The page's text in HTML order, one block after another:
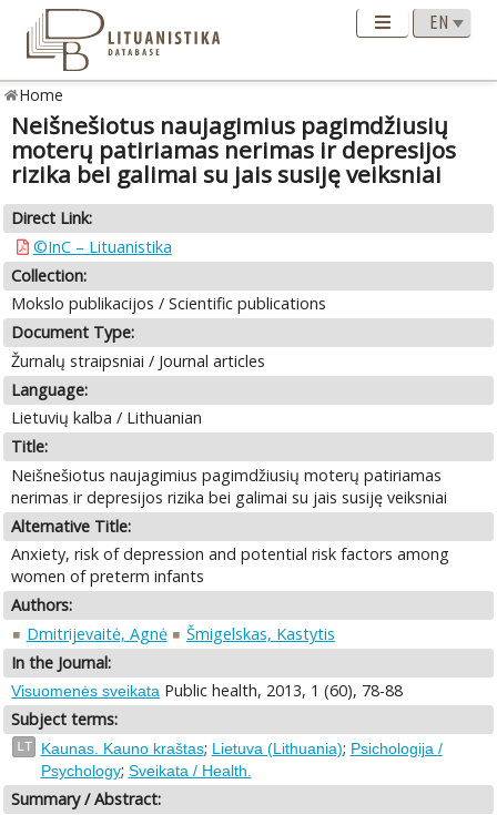
Home
Neišnešiotus naujagimius pagimdžiusių
moterų patiriamas nerimas ir depresijos
rizika bei galimai su jais susiję veiksniai
Direct Link:
©InC – Lituanistika
Collection:
Mokslo publikacijos / Scientific publications
Document Type:
Žurnalų straipsniai / Journal articles
Language:
Lietuvių kalba / Lithuanian
Title:
Neišnešiotus naujagimius pagimdžiusių moterų patiriamas
nerimas ir depresijos rizika bei galimai su jais susiję veiksniai
Alternative Title:
Anxiety, risk of depression and potential risk factors among
women of preterm infants
Authors:
Dmitrijevaitė, Agnė
Šmigelskas, Kastytis
In the Journal:
Visuomenės sveikata Public health, 2013, 1 (60), 78-88
Subject terms:
LT Kaunas. Kauno kraštas; Lietuva (Lithuania); Psichologija /
Psychology; Sveikata / Health.
Summary / Abstract: